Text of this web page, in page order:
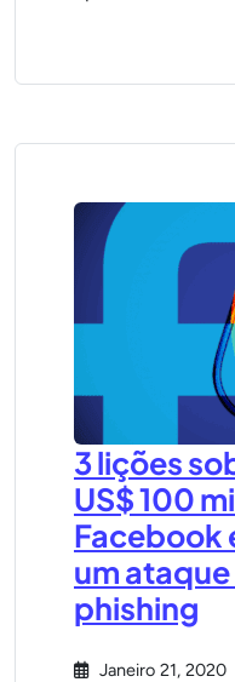
3 lições
US$ 100
Facebook
um
phishing
Janeiro 21, 2020